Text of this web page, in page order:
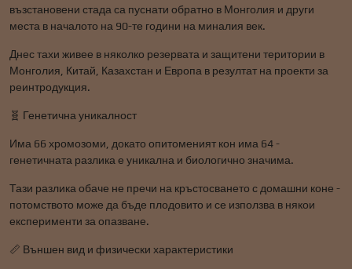
възстановени стада са пуснати обратно в Монголия и други
места в началото на 90-те години на миналия век.
Днес тахи живее в няколко резервата и защитени територии в
Монголия, Китай, Казахстан и Европа в резултат на проекти за
реинтродукция.
🧬 Генетична уникалност
Има 66 хромозоми, докато опитоменият кон има 64 -
генетичната разлика е уникална и биологично значима.
Тази разлика обаче не пречи на кръстосването с домашни коне -
потомството може да бъде плодовито и се използва в някои
експерименти за опазване.
📏 Външен вид и физически характеристики